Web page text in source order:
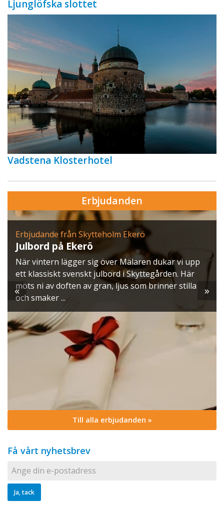
Ljunglöfska slottet
Vadstena Klosterhotel
Erbjudanden
Erbjudande från Skytteholm Ekerö
Julbord på Ekerö
När vintern lägger sig över Mälaren dukar vi upp
ett klassiskt svenskt julbord i Skyttegården. Här
möts ni av doften av gran, ljus som brinner stilla
och smaker ...
« »
Till alla erbjudanden »
Få vårt nyhetsbrev